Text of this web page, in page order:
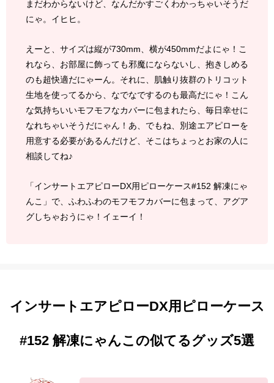
まだわからないけど、なんだかすごくわかっちゃいそうだ
にゃ。イヒヒ。
えーと、サイズは縦が730mm、横が450mmだよにゃ！こ
れなら、お部屋に飾っても邪魔にならないし、抱きしめる
のも超快適だにゃーん。それに、肌触り抜群のトリコット
生地を使ってるから、なでなでするのも最高だにゃ！こん
な気持ちいいモフモフなカバーに包まれたら、毎日幸せに
なれちゃいそうだにゃん！あ、でもね、別途エアピローを
用意する必要があるんだけど、そこはちょっとお家の人に
相談してね♪
「インサートエアピローDX用ピローケース#152 解凍にゃ
んこ」で、ふわふわのモフモフカバーに包まって、アグア
グしちゃおうにゃ！イェーイ！
インサートエアピローDX用ピローケース
#152 解凍にゃんこの似てるグッズ5選